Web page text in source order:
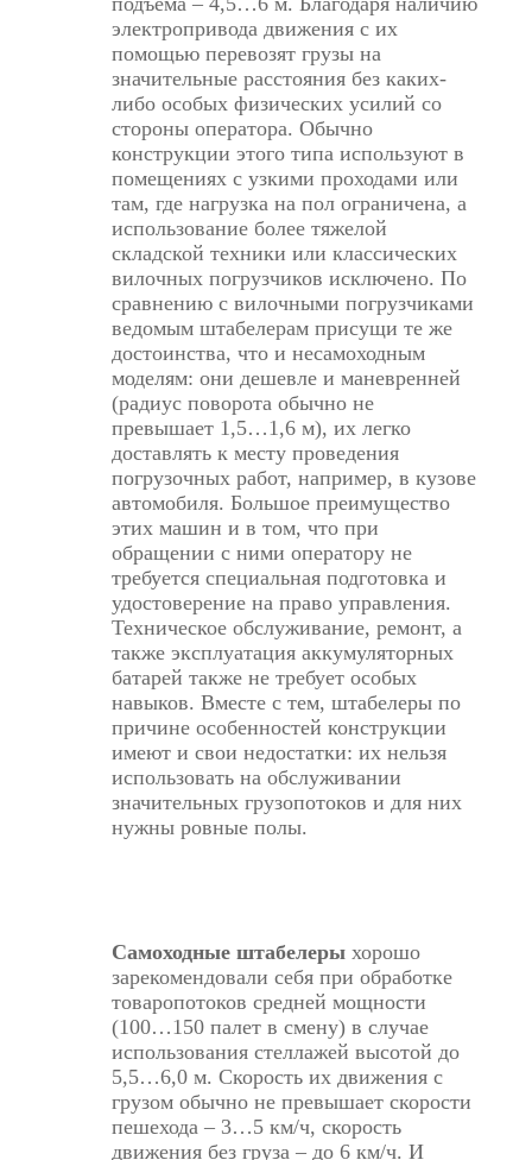
электропривода движения с их
помощью перевозят грузы на
значительные расстояния без каких-
либо особых физических усилий со
стороны оператора. Обычно
конструкции этого типа используют в
помещениях с узкими проходами или
там, где нагрузка на пол ограничена, а
использование более тяжелой
складской техники или классических
вилочных погрузчиков исключено. По
сравнению с вилочными погрузчиками
ведомым штабелерам присущи те же
достоинства, что и несамоходным
моделям: они дешевле и маневренней
(радиус поворота обычно не
превышает 1,5…1,6 м), их легко
доставлять к месту проведения
погрузочных работ, например, в кузове
автомобиля. Большое преимущество
этих машин и в том, что при
обращении с ними оператору не
требуется специальная подготовка и
удостоверение на право управления.
Техническое обслуживание, ремонт, а
также эксплуатация аккумуляторных
батарей также не требует особых
навыков. Вместе с тем, штабелеры по
причине особенностей конструкции
имеют и свои недостатки: их нельзя
использовать на обслуживании
значительных грузопотоков и для них
нужны ровные полы.
Самоходные штабелерыхорошо
зарекомендовали себя при обработке
товаропотоков средней мощности
(100…150 палет в смену) в случае
использования стеллажей высотой до
5,5…6,0 м. Скорость их движения с
грузом обычно не превышает скорости
пешехода – 3…5 км/ч, скорость
движения без груза – до 6 км/ч. И